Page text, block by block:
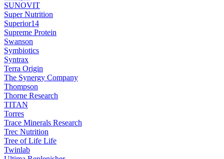
SUNOVIT
Super Nutrition
Superior14
Supreme Protein
Swanson
Symbiotics
Syntrax
Terra Origin
The Synergy Company
Thompson
Thorne Research
TITAN
Torres
Trace Minerals Research
Trec Nutrition
Tree of Life Life
Twinlab